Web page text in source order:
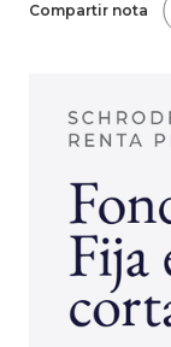
Compartir nota